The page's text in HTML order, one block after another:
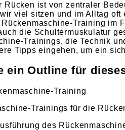
Rücken ist von zentraler
viel sitzen und im Alltag
Training im
die Schultermuskulatur
Trainings, die Technik
Tipps eingehen, um ein
ein Outline für
Training
Trainings für die
des